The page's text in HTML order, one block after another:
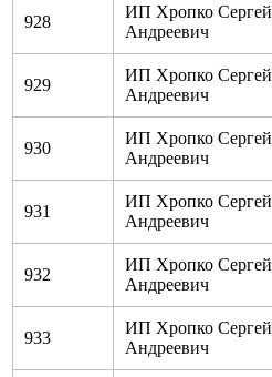
928
ИП Хропко Сергей
Андреевич
929
ИП Хропко Сергей
Андреевич
930
ИП Хропко Сергей
Андреевич
931
ИП Хропко Сергей
Андреевич
932
ИП Хропко Сергей
Андреевич
933
ИП Хропко Сергей
Андреевич